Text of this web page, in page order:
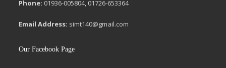
Phone: 01936-005804, 01726-653364
Email Address: simt140@gmail.com
Our Facebook Page